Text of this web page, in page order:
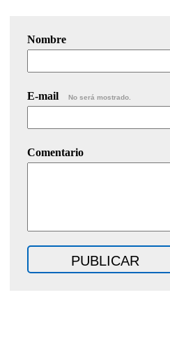
Nombre
E-mail No será mostrado.
Comentario